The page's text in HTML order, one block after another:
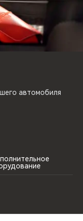
автомобиля